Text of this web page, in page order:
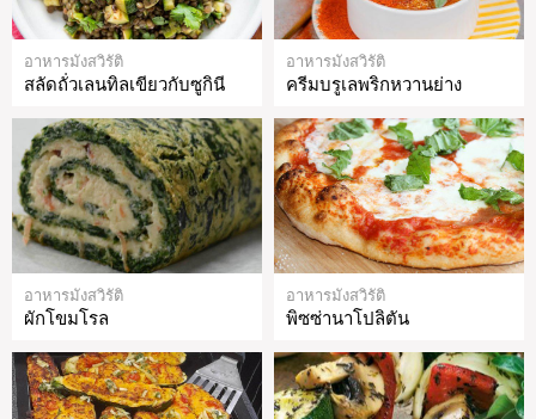
อาหารมังสวิรัติ
สลัดถั่วเลนทิลเขียวกับซูกินี
อาหารมังสวิรัติ
ครีมบรูเลพริกหวานย่าง
อาหารมังสวิรัติ
ผักโขมโรล
อาหารมังสวิรัติ
พิซซ่านาโปลิตัน